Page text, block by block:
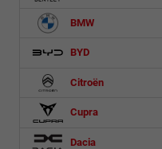
BMW
BYD
Citroën
Cupra
Dacia